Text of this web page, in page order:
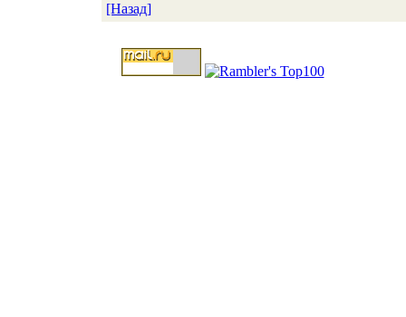
[Назад]